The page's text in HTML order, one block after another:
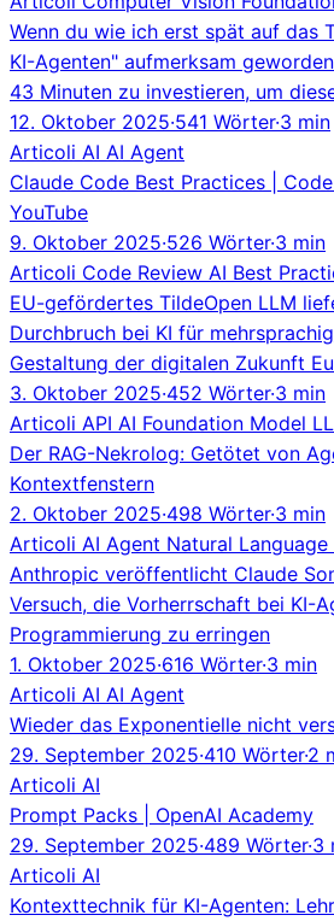
Wenn du wie ich erst spät auf das
KI-Agenten" aufmerksam
43 Minuten zu investieren, um
12. Oktober 2025·541 Wörter·3 min
Articoli AI AI Agent
Claude Code Best Practices |
YouTube
9. Oktober 2025·526 Wörter·3 min
Articoli Code Review AI Best
EU-gefördertes TildeOpen LLM
Durchbruch bei KI für
Gestaltung der digitalen Zukunft
3. Oktober 2025·452 Wörter·3 min
Articoli API AI Foundation Model
Der RAG-Nekrolog: Getötet von
Kontextfenstern
2. Oktober 2025·498 Wörter·3 min
Articoli AI Agent Natural Language
Anthropic veröffentlicht Claude
Versuch, die Vorherrschaft bei KI-
Programmierung zu erringen
1. Oktober 2025·616 Wörter·3 min
Articoli AI AI Agent
Wieder das Exponentielle nicht
29. September 2025·410 Wörter·2
Articoli AI
Prompt Packs | OpenAI Academy
29. September 2025·489 Wörter·3
Articoli AI
Kontexttechnik für KI-Agenten: